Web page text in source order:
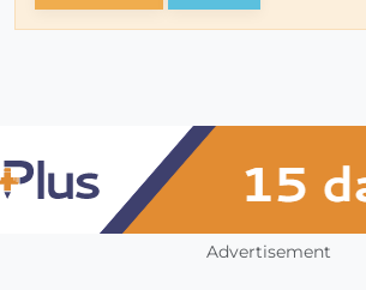
Advertisement